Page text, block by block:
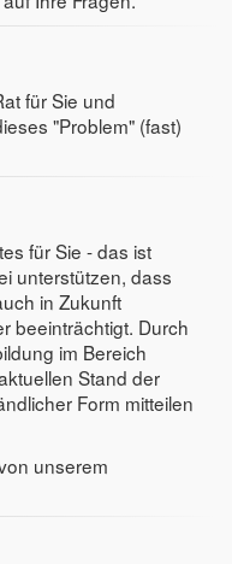
für Sie und
"Problem" (fast)
für Sie - das ist
unterstützen, dass
in Zukunft
beeinträchtigt. Durch
im Bereich
Stand der
Form mitteilen
unserem